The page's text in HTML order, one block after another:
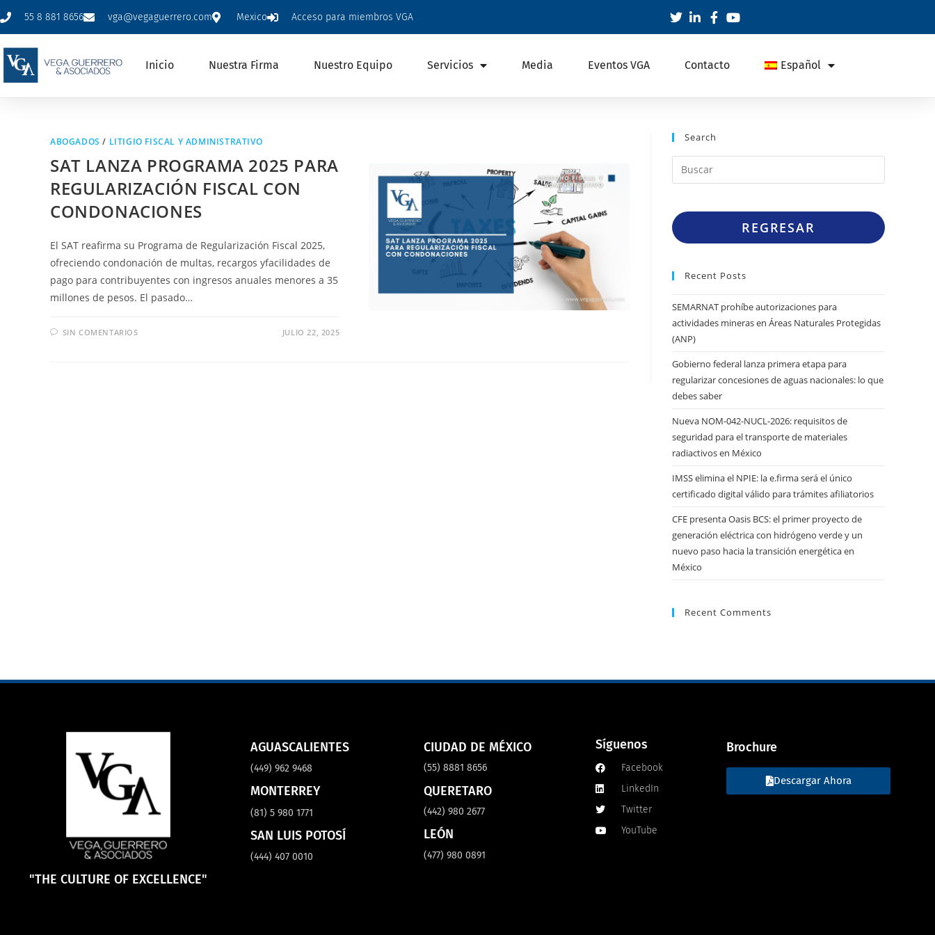
55 8 881 8656 vga@vegaguerrero.com Mexico Acceso para miembros VGA
Inicio Nuestra Firma Nuestro Equipo Servicios Media Eventos VGA Contacto Español
ABOGADOS / LITIGIO FISCAL Y ADMINISTRATIVO
SAT LANZA PROGRAMA 2025 PARA
REGULARIZACIÓN FISCAL CON
CONDONACIONES
El SAT reafirma su Programa de Regularización Fiscal 2025,
ofreciendo condonación de multas, recargos yfacilidades de
pago para contribuyentes con ingresos anuales menores a 35
millones de pesos. El pasado…
SIN COMENTARIOS JULIO 22, 2025
Search
REGRESAR
Recent Posts
SEMARNAT prohíbe autorizaciones para
actividades mineras en Áreas Naturales Protegidas
(ANP)
Gobierno federal lanza primera etapa para
regularizar concesiones de aguas nacionales: lo que
debes saber
Nueva NOM-042-NUCL-2026: requisitos de
seguridad para el transporte de materiales
radiactivos en México
IMSS elimina el NPIE: la e.firma será el único
certificado digital válido para trámites afiliatorios
CFE presenta Oasis BCS: el primer proyecto de
generación eléctrica con hidrógeno verde y un
nuevo paso hacia la transición energética en
México
Recent Comments
"THE CULTURE OF EXCELLENCE"
AGUASCALIENTES
(449) 962 9468
MONTERREY
(81) 5 980 1771
SAN LUIS POTOSÍ
(444) 407 0010
CIUDAD DE MÉXICO
(55) 8881 8656
QUERETARO
(442) 980 2677
LEÓN
(477) 980 0891
Síguenos
Facebook
LinkedIn
Twitter
YouTube
Brochure
Descargar Ahora